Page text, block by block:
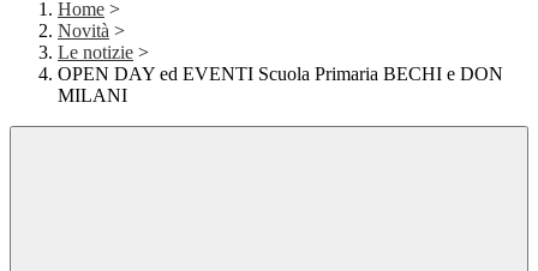
Home >
Novità >
Le notizie >
OPEN DAY ed EVENTI Scuola Primaria BECHI e DON
MILANI